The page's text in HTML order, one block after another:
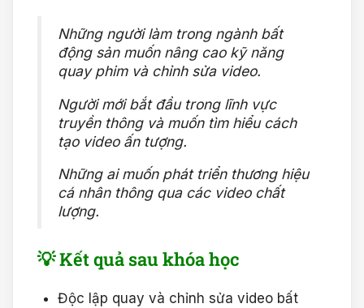
Những người làm trong ngành bất
động sản muốn nâng cao kỹ năng
quay phim và chỉnh sửa video.
Người mới bắt đầu trong lĩnh vực
truyền thông và muốn tìm hiểu cách
tạo video ấn tượng.
Những ai muốn phát triển thương hiệu
cá nhân thông qua các video chất
lượng.
💡 Kết quả sau khóa học
Độc lập quay và chỉnh sửa video bất